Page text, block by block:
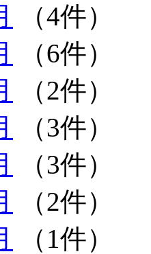
（4件）
（6件）
（2件）
（3件）
（3件）
（2件）
（1件）